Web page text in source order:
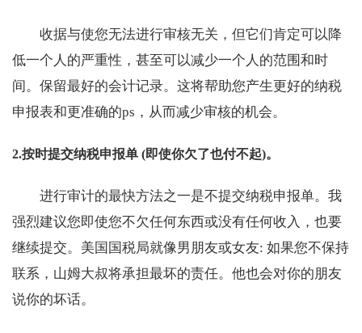
收据与使您无法进行审核无关，但它们肯定可以降
低一个人的严重性，甚至可以减少一个人的范围和时
间。保留最好的会计记录。这将帮助您产生更好的纳税
申报表和更准确的ps，从而减少审核的机会。
2.按时提交纳税申报单 (即使你欠了也付不起)。
进行审计的最快方法之一是不提交纳税申报单。我
强烈建议您即使您不欠任何东西或没有任何收入，也要
继续提交。美国国税局就像男朋友或女友: 如果您不保持
联系，山姆大叔将承担最坏的责任。他也会对你的朋友
说你的坏话。